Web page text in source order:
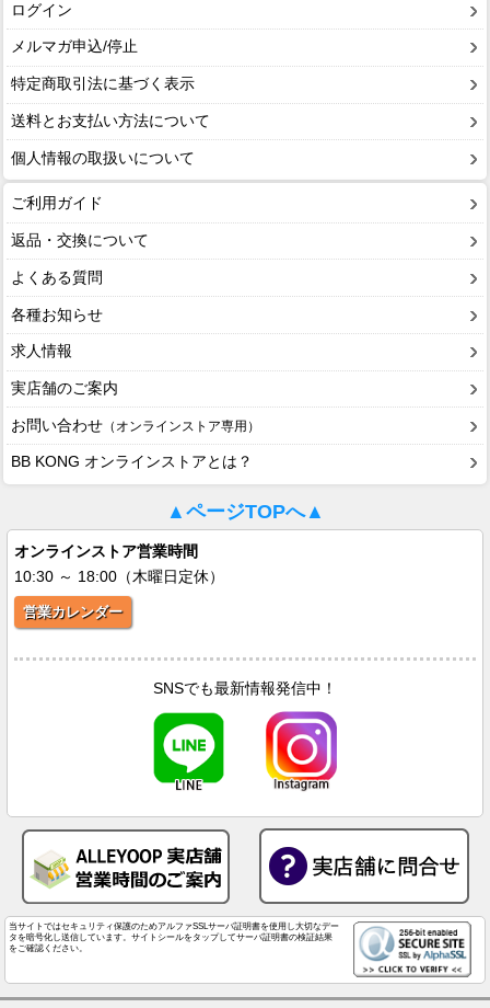
ログイン
メルマガ申込/停止
特定商取引法に基づく表示
送料とお支払い方法について
個人情報の取扱いについて
ご利用ガイド
返品・交換について
よくある質問
各種お知らせ
求人情報
実店舗のご案内
お問い合わせ （オンラインストア専用）
BB KONG オンラインストアとは？
▲ページTOPへ▲
オンラインストア営業時間
10:30 ～ 18:00（木曜日定休）
営業カレンダー
SNSでも最新情報発信中！
当サイトではセキュリティ保護のためアルファSSLサーバ証明書を使用し大切なデー
タを暗号化し送信しています。サイトシールをタップしてサーバ証明書の検証結果
をご確認ください。